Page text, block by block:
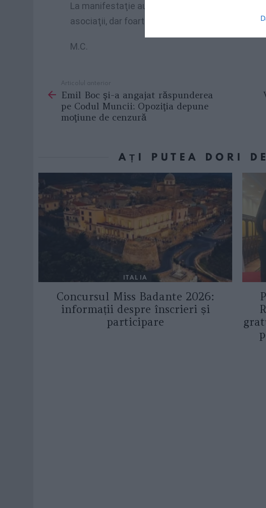
La manifestaţie au fost invitaţi şi reprezentanţi
asociaţii, dar foarte puţine organizaţii şi-au
M.C.
more
Articolul anterior
Emil Boc şi-a angajat răspunderea
pe Codul Muncii: Opoziţia depune
moţiune de cenzură
AȚI PUTEA DORI
ITALIA
Concursul Miss Badante 2026:
informații despre înscrieri și
participare